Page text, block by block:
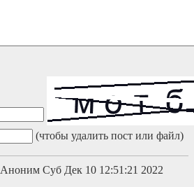
(чтобы удалить пост или файл)
Аноним Суб Дек 10 12:51:21 2022